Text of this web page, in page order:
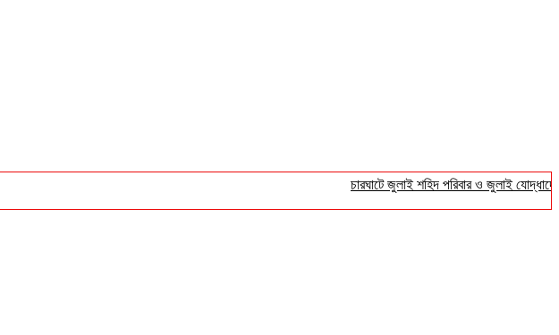
চারঘাটে জুলাই শহিদ পরিবার ও জুলাই যোদ্ধাদের